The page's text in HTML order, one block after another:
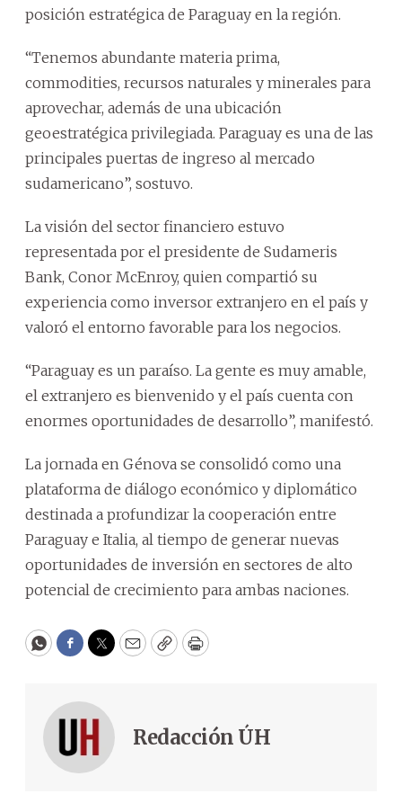
posición estratégica de Paraguay en la región.
“Tenemos abundante materia prima,
commodities, recursos naturales y minerales para
aprovechar, además de una ubicación
geoestratégica privilegiada. Paraguay es una de las
principales puertas de ingreso al mercado
sudamericano”, sostuvo.
La visión del sector financiero estuvo
representada por el presidente de Sudameris
Bank, Conor McEnroy, quien compartió su
experiencia como inversor extranjero en el país y
valoró el entorno favorable para los negocios.
“Paraguay es un paraíso. La gente es muy amable,
el extranjero es bienvenido y el país cuenta con
enormes oportunidades de desarrollo”, manifestó.
La jornada en Génova se consolidó como una
plataforma de diálogo económico y diplomático
destinada a profundizar la cooperación entre
Paraguay e Italia, al tiempo de generar nuevas
oportunidades de inversión en sectores de alto
potencial de crecimiento para ambas naciones.
WhatsApp
Facebook
Twitter
EmailCopyPrint
Redacción ÚH